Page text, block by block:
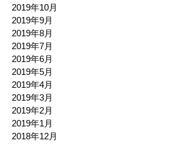
2019年10月
2019年9月
2019年8月
2019年7月
2019年6月
2019年5月
2019年4月
2019年3月
2019年2月
2019年1月
2018年12月